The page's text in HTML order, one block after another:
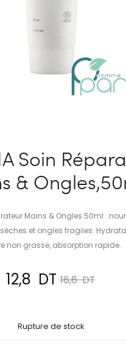
Soin
&
Mains & Ongles 50ml :
et ongles fragiles.
non grasse, absorption rapide.
16,6DT
Le
initial
12,8 DT
Le
Rupture de stock